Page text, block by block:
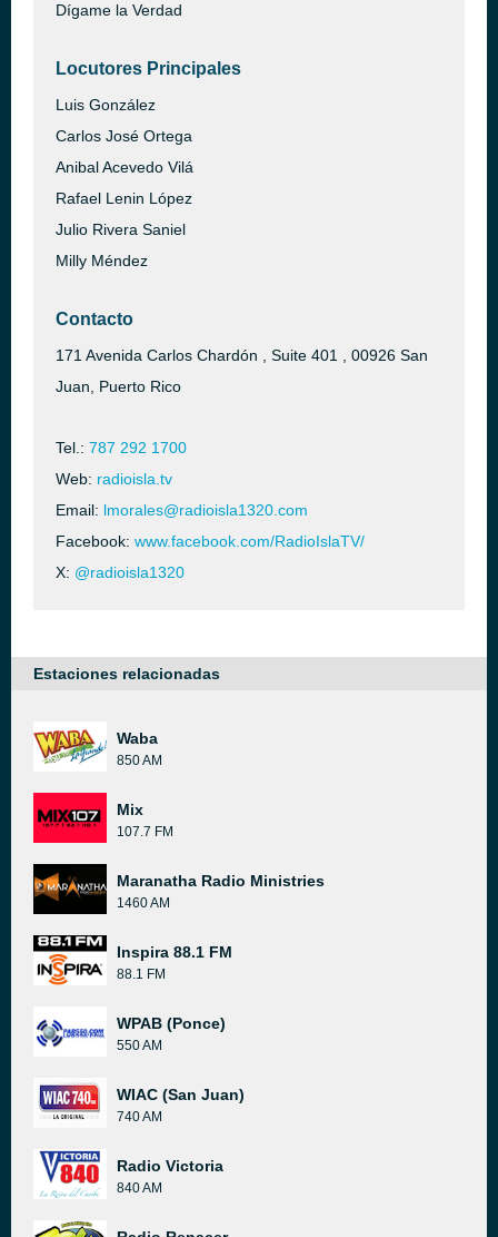
Dígame la Verdad
Locutores Principales
Luis González
Carlos José Ortega
Anibal Acevedo Vilá
Rafael Lenin López
Julio Rivera Saniel
Milly Méndez
Contacto
171 Avenida Carlos Chardón , Suite 401 , 00926 San
Juan, Puerto Rico
Tel.: 787 292 1700
Web: radioisla.tv
Email: lmorales@radioisla1320.com
Facebook: www.facebook.com/RadioIslaTV/
X: @radioisla1320
Estaciones relacionadas
Waba
850 AM
Mix
107.7 FM
Maranatha Radio Ministries
1460 AM
Inspira 88.1 FM
88.1 FM
WPAB (Ponce)
550 AM
WIAC (San Juan)
740 AM
Radio Victoria
840 AM